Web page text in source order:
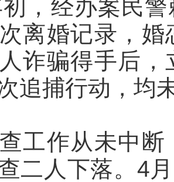
，经办案民
离婚记录，
诈骗得手后
追捕行动，均
工作从未中
二人下落。4